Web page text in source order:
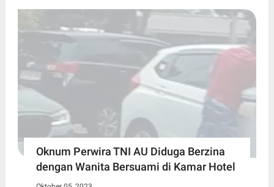
Oknum Perwira TNI AU Diduga Berzina
dengan Wanita Bersuami di Kamar Hotel